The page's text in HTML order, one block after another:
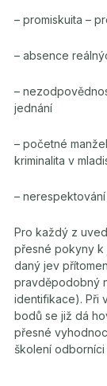
– promiskuita –
– absence
–
jednání
– početné
kriminalita v
–
Pro každý z
přesné pokyny k
daný jev
pravděpodobný
identifikace). Při
bodů se již dá
přesné
školení odborníci